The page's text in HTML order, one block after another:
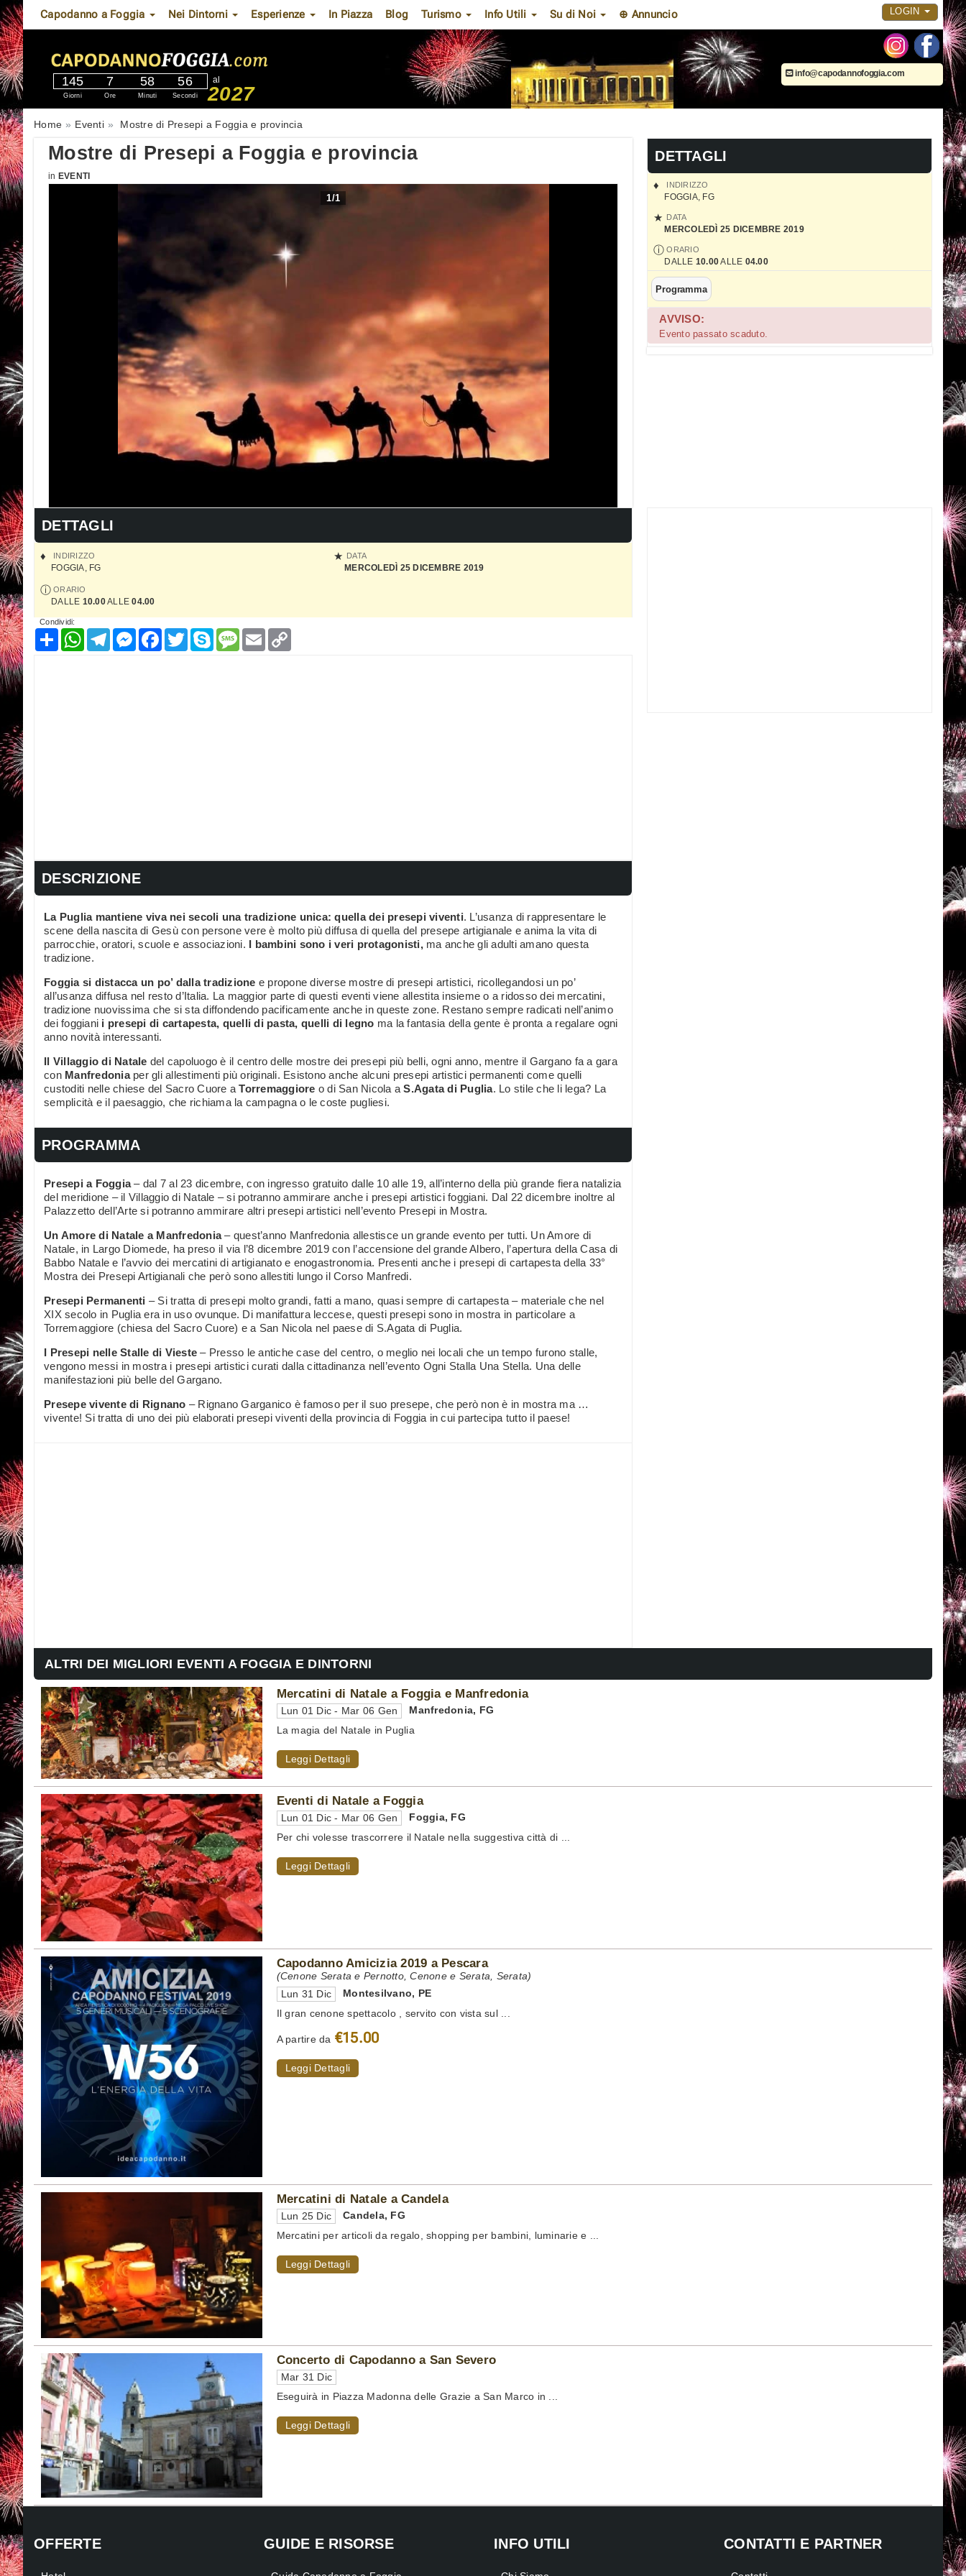
Capodanno a Foggia Nei Dintorni Esperienze In Piazza Blog Turismo Info Utili Su di Noi ⊕ Annuncio LOGIN
145
Giorni
7
Ore
58
Minuti
55
Secondi
al
2027
info@capodannofoggia.com
Home Eventi Mostre di Presepi a Foggia e provincia
Mostre di Presepi a Foggia e provincia
in EVENTI
1/1
DETTAGLI
INDIRIZZO
FOGGIA, FG
DATA
MERCOLEDÌ 25 DICEMBRE 2019
ORARIO
DALLE 10.00ALLE 04.00
Programma
AVVISO:
Evento passato scaduto.
DETTAGLI
INDIRIZZO
FOGGIA FG
DATA
MERCOLEDÌ 25 DICEMBRE 2019
ORARIO
DALLE 10.00ALLE04.00
Condividi:
CondividiWhatsAppTelegramMessenger
Facebook
TwitterSkypeMessage
Email
DESCRIZIONE
La Puglia mantiene viva nei secoli una tradizione unica: quella dei presepi viventi. L’usanza di rappresentare le
scene della nascita di Gesù con persone vere è molto più diffusa di quella del presepe artigianale e anima la vita di
parrocchie, oratori, scuole e associazioni. I bambini sono i veri protagonisti,ma anche gli adulti amano questa
tradizione.
Foggia si distacca un po’ dalla tradizione e propone diverse mostre di presepi artistici, ricollegandosi un po’
all’usanza diffusa nel resto d’Italia. La maggior parte di questi eventi viene allestita insieme o a ridosso dei mercatini,
tradizione nuovissima che si sta diffondendo pacificamente anche in queste zone. Restano sempre radicati nell’animo
dei foggiani i presepi di cartapesta, quelli di pasta, quelli di legno ma la fantasia della gente è pronta a regalare ogni
anno novità interessanti.
Il Villaggio di Natale del capoluogo è il centro delle mostre dei presepi più belli, ogni anno, mentre il Gargano fa a gara
con Manfredoniaper gli allestimenti più originali. Esistono anche alcuni presepi artistici permanenti come quelli
custoditi nelle chiese del Sacro Cuore aTorremaggiore o di San Nicola aS.Agata di Puglia. Lo stile che li lega? La
semplicità e il paesaggio, che richiama la campagna o le coste pugliesi.
PROGRAMMA
Presepi a Foggia– dal 7 al 23 dicembre, con ingresso gratuito dalle 10 alle 19, all’interno della più grande fiera natalizia
del meridione – il Villaggio di Natale – si potranno ammirare anche i presepi artistici foggiani. Dal 22 dicembre inoltre al
Palazzetto dell’Arte si potranno ammirare altri presepi artistici nell’evento Presepi in Mostra.
Un Amore di Natale a Manfredonia– quest’anno Manfredonia allestisce un grande evento per tutti. Un Amore di
Natale, in Largo Diomede, ha preso il via l’8 dicembre 2019 con l’accensione del grande Albero, l’apertura della Casa di
Babbo Natale e l’avvio dei mercatini di artigianato e enogastronomia. Presenti anche i presepi di cartapesta della 33°
Mostra dei Presepi Artigianali che però sono allestiti lungo il Corso Manfredi.
Presepi Permanenti – Si tratta di presepi molto grandi, fatti a mano, quasi sempre di cartapesta – materiale che nel
XIX secolo in Puglia era in uso ovunque. Di manifattura leccese, questi presepi sono in mostra in particolare a
Torremaggiore (chiesa del Sacro Cuore) e a San Nicola nel paese di S.Agata di Puglia.
I Presepi nelle Stalle di Vieste – Presso le antiche case del centro, o meglio nei locali che un tempo furono stalle,
vengono messi in mostra i presepi artistici curati dalla cittadinanza nell’evento Ogni Stalla Una Stella. Una delle
manifestazioni più belle del Gargano.
Presepe vivente di Rignano – Rignano Garganico è famoso per il suo presepe, che però non è in mostra ma …
vivente! Si tratta di uno dei più elaborati presepi viventi della provincia di Foggia in cui partecipa tutto il paese!
ALTRI DEI MIGLIORI EVENTI A FOGGIA E DINTORNI
Mercatini di Natale a Foggia e Manfredonia
Lun 01 Dic - Mar 06 Gen Manfredonia, FG
La magia del Natale in Puglia
Leggi Dettagli
Eventi di Natale a Foggia
Lun 01 Dic - Mar 06 Gen Foggia, FG
Per chi volesse trascorrere il Natale nella suggestiva città di ...
Leggi Dettagli
Capodanno Amicizia 2019 a Pescara
(Cenone Serata e Pernotto, Cenone e Serata, Serata)
Lun 31 Dic
Montesilvano, PE
Il gran cenone spettacolo , servito con vista sul ...
A partire da €15.00
Leggi Dettagli
Mercatini di Natale a Candela
Lun 25 Dic Candela, FG
Mercatini per articoli da regalo, shopping per bambini, luminarie e ...
Leggi Dettagli
Concerto di Capodanno a San Severo
Mar 31 Dic
Eseguirà in Piazza Madonna delle Grazie a San Marco in ...
Leggi Dettagli
OFFERTE GUIDE E RISORSE INFO UTILI CONTATTI E PARTNER